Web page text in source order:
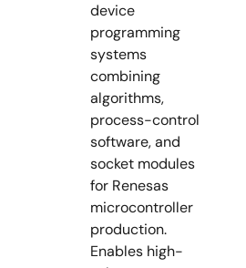
device
programming
systems
combining
algorithms,
process-control
software, and
socket modules
for Renesas
microcontroller
production.
Enables high-